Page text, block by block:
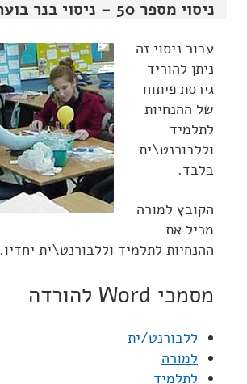
ניסוי מספר 50 – ניסוי בנר בוער
עבור ניסוי זה
ניתן להוריד
גירסת פיתוח
של ההנחיות
לתלמיד
וללבורנט\ית
בלבד.
הקובץ למורה
מכיל את
ההנחיות לתלמיד וללבורנט\ית יחדיו.
מסמכי Word להורדה
ללבורנט/ית
למורה
לתלמיד